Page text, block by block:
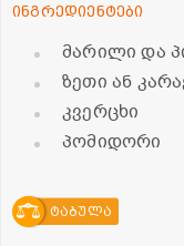
ინგრედიენტები
მარილი და
ზეთი ან
კვერცხი
პომიდორი
ტაბულა